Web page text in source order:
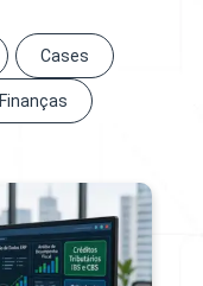
Cases
Finanças